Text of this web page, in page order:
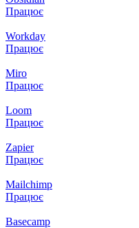
Працює
Workday
Працює
Miro
Працює
Loom
Працює
Zapier
Працює
Mailchimp
Працює
Basecamp